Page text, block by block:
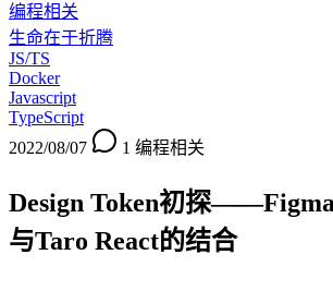
编程相关
生命在于折腾
JS/TS
Docker
Javascript
TypeScript
2022/08/07
1 编程相关
Design Token初探
与Taro React的结合